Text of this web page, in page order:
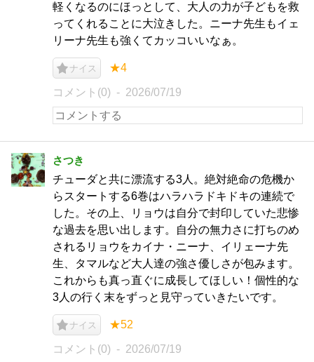
軽くなるのにほっとして、大人の力が子どもを救
ってくれることに大泣きした。ニーナ先生もイェ
リーナ先生も強くてカッコいいなぁ。
ナイス ★4
コメント(0) 2026/07/19
さつき
チューダと共に漂流する3人。絶対絶命の危機か
らスタートする6巻はハラハラドキドキの連続で
した。その上、リョウは自分で封印していた悲惨
な過去を思い出します。自分の無力さに打ちのめ
されるリョウをカイナ・ニーナ、イリェーナ先
生、タマルなど大人達の強さ優しさが包みます。
これからも真っ直ぐに成長してほしい！個性的な
3人の行く末をずっと見守っていきたいです。
ナイス ★52
コメント(0) 2026/07/19